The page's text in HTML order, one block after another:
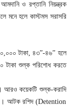
ও রপ্তানি নিয়ন্ত্রক
মনে হলে কাস্টমস সরাসরি
টাকা, ৪৩”-৪৬” হলে
টাকা শুল্ক পরিশোধ করতে
আরও কয়েকটি শুল্ক-করাদি
আটক রশিদ (Detention